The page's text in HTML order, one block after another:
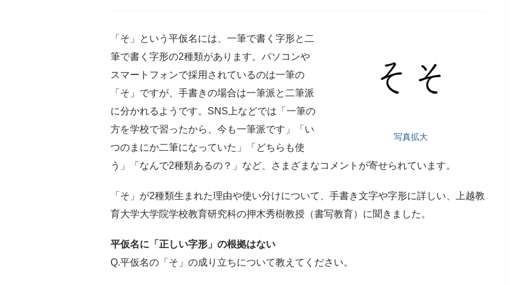
写真拡大
「そ」という平仮名には、一筆で書く字形と二
筆で書く字形の2種類があります。パソコンや
スマートフォンで採用されているのは一筆の
「そ」ですが、手書きの場合は一筆派と二筆派
に分かれるようです。SNS上などでは「一筆の
方を学校で習ったから、今も一筆派です」「い
つのまにか二筆になっていた」「どちらも使
う」「なんで2種類あるの？」など、さまざまなコメントが寄せられています。
「そ」が2種類生まれた理由や使い分けについて、手書き文字や字形に詳しい、上越教
育大学大学院学校教育研究科の押木秀樹教授（書写教育）に聞きました。
平仮名に「正しい字形」の根拠はない
Q.平仮名の「そ」の成り立ちについて教えてください。